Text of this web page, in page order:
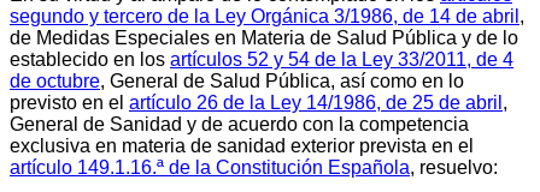
segundo y tercero de la Ley Orgánica 3/1986, de 14 de abril ,
de Medidas Especiales en Materia de Salud Pública y de lo
establecido en los artículos 52 y 54 de la Ley 33/2011, de 4
de octubre, General de Salud Pública, así como en lo
previsto en el artículo 26 de la Ley 14/1986, de 25 de abril ,
General de Sanidad y de acuerdo con la competencia
exclusiva en materia de sanidad exterior prevista en el
artículo 149.1.16.ª de la Constitución Española, resuelvo: